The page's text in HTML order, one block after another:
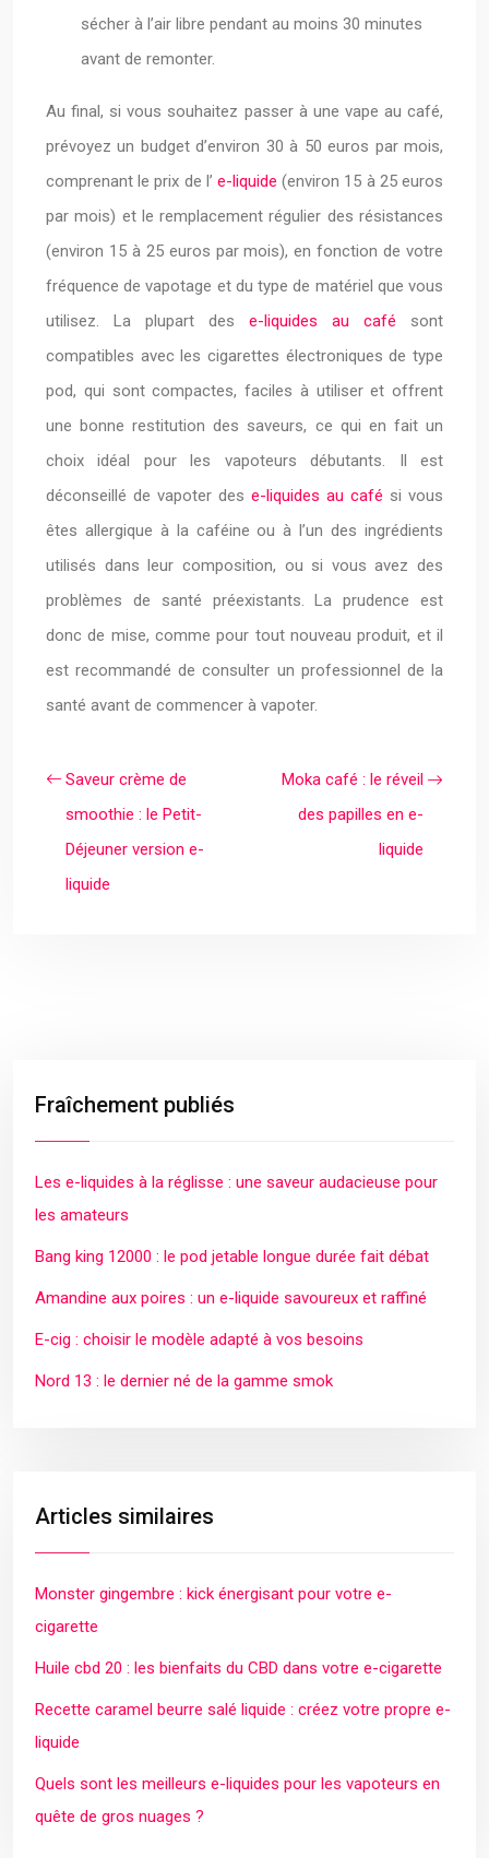
sécher à l’air libre pendant au moins 30 minutes
avant de remonter.
Au final, si vous souhaitez passer à une vape au café,
prévoyez un budget d’environ 30 à 50 euros par mois,
comprenant le prix de l’ e-liquide(environ 15 à 25 euros
par mois) et le remplacement régulier des résistances
(environ 15 à 25 euros par mois), en fonction de votre
fréquence de vapotage et du type de matériel que vous
utilisez. La plupart des e-liquides au café sont
compatibles avec les cigarettes électroniques de type
pod, qui sont compactes, faciles à utiliser et offrent
une bonne restitution des saveurs, ce qui en fait un
choix idéal pour les vapoteurs débutants. Il est
déconseillé de vapoter des e-liquides au café si vous
êtes allergique à la caféine ou à l’un des ingrédients
utilisés dans leur composition, ou si vous avez des
problèmes de santé préexistants. La prudence est
donc de mise, comme pour tout nouveau produit, et il
est recommandé de consulter un professionnel de la
santé avant de commencer à vapoter.
Saveur crème de
smoothie : le Petit-
Déjeuner version e-
liquide
Moka café : le réveil
des papilles en e-
liquide
Fraîchement publiés
Les e-liquides à la réglisse : une saveur audacieuse pour
les amateurs
Bang king 12000 : le pod jetable longue durée fait débat
Amandine aux poires : un e-liquide savoureux et raffiné
E-cig : choisir le modèle adapté à vos besoins
Nord 13 : le dernier né de la gamme smok
Articles similaires
Monster gingembre : kick énergisant pour votre e-
cigarette
Huile cbd 20 : les bienfaits du CBD dans votre e-cigarette
Recette caramel beurre salé liquide : créez votre propre e-
liquide
Quels sont les meilleurs e-liquides pour les vapoteurs en
quête de gros nuages ?